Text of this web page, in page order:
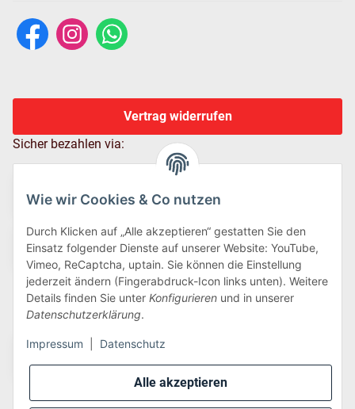
Alle akzeptieren
Wie wir Cookies & Co nutzen
Durch Klicken auf „Alle akzeptieren“ gestatten Sie den
Einsatz folgender Dienste auf unserer Website: YouTube,
Vimeo, ReCaptcha, uptain. Sie können die Einstellung
jederzeit ändern (Fingerabdruck-Icon links unten). Weitere
Details finden Sie unter Konfigurieren und in unserer
Datenschutzerklärung.
Impressum Datenschutz
Vertrag widerrufen
Sicher bezahlen via:
Wir versenden via: